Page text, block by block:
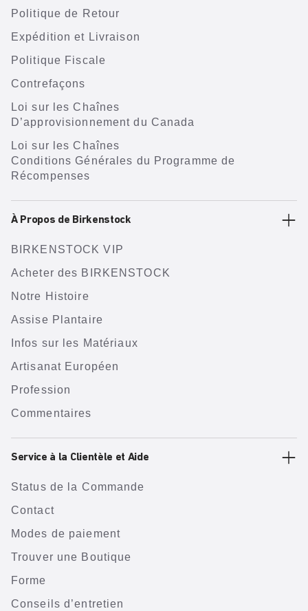
Politique de Retour
Expédition et Livraison
Politique Fiscale
Contrefaçons
Loi sur les Chaînes
D’approvisionnement du Canada
Loi sur les Chaînes
Conditions Générales du Programme de
Récompenses
À Propos de Birkenstock
BIRKENSTOCK VIP
Acheter des BIRKENSTOCK
Notre Histoire
Assise Plantaire
Infos sur les Matériaux
Artisanat Européen
Profession
Commentaires
Service à la Clientèle et Aide
Status de la Commande
Contact
Modes de paiement
Trouver une Boutique
Forme
Conseils d’entretien